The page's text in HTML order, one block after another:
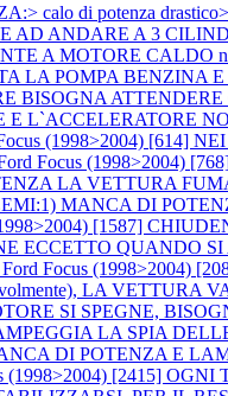
calo di potenza
AD ANDARE A 3
A MOTORE CALDO
LA POMPA
BISOGNA
L`ACCELERATORE
(1998>2004) [614]
Focus (1998>2004)
LA VETTURA
MANCA DI
[1587]
ECCETTO
Ford Focus (1998>2004)
LA VETTURA
SI SPEGNE,
LA SPIA
DI POTENZA E
(1998>2004) [2415]